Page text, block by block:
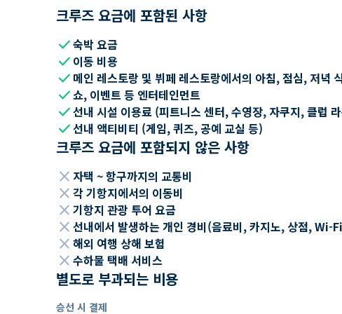
크루즈 요금에 포함된 사항
check숙박 요금
check 이동 비용
check 메인 레스토랑 및 뷔페 레스토랑에서의 아침, 점심, 저녁
check쇼, 이벤트 등 엔터테인먼트
check선내 시설 이용료 (피트니스 센터, 수영장, 자쿠지, 클럽
check선내 액티비티 (게임, 퀴즈, 공예 교실 등)
크루즈 요금에 포함되지 않은 사항
close 자택 ~ 항구까지의 교통비
close 각 기항지에서의 이동비
close 기항지 관광 투어 요금
close 선내에서 발생하는 개인 경비(음료비, 카지노, 상점, Wi-
close 해외 여행 상해 보험
close 수하물 택배 서비스
별도로 부과되는 비용
승선 시 결제